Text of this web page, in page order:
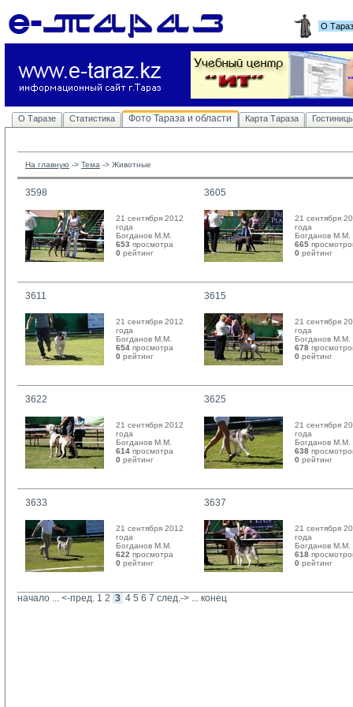
О
О Таразе Статистика Фото Тараза и области Карта Тараза
На главную -> Тема -> Животные
3598
21 сентября 2012
года
Богданов М.М.
653 просмотра
0 рейтинг
3605
21 сентября
года
Богданов М.М.
665
0 рейтинг
3611
21 сентября 2012
года
Богданов М.М.
654 просмотра
0 рейтинг
3615
21 сентября
года
Богданов М.М.
678
0 рейтинг
3622
21 сентября 2012
года
Богданов М.М.
614 просмотра
0 рейтинг
3625
21 сентября
года
Богданов М.М.
638
0 рейтинг
3633
21 сентября 2012
года
Богданов М.М.
622 просмотра
0 рейтинг
3637
21 сентября
года
Богданов М.М.
618
0 рейтинг
начало ... <-пред. 1 2 3 4 5 6 7 след.-> ... конец